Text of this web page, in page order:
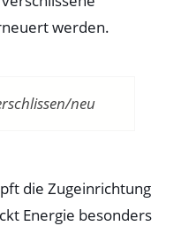
werden.
neu
die Zugeinrichtung
Energie besonders